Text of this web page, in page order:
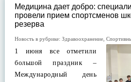
Медицина дает добро:
провели прием спортсменов
резерва
Новость в рубрике: Здравоохранение
1 июня все отметили
большой праздник –
Международный день